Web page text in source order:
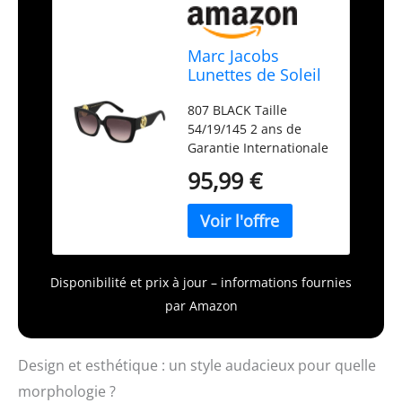
Marc Jacobs
Lunettes de Soleil
BLACK 54/19/145
Femme
807 BLACK Taille
54/19/145 2 ans de
Garantie Internationale
95,99 €
Disponibilité et prix à jour – informations fournies
par Amazon
Design et esthétique : un style audacieux pour quelle
morphologie ?